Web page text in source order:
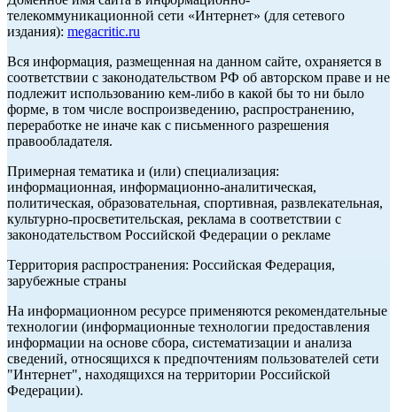
телекоммуникационной сети «Интернет» (для сетевого
издания): megacritic.ru
Вся информация, размещенная на данном сайте, охраняется в
соответствии с законодательством РФ об авторском праве и не
подлежит использованию кем-либо в какой бы то ни было
форме, в том числе воспроизведению, распространению,
переработке не иначе как с письменного разрешения
правообладателя.
Примерная тематика и (или) специализация:
информационная, информационно-аналитическая,
политическая, образовательная, спортивная, развлекательная,
культурно-просветительская, реклама в соответствии с
законодательством Российской Федерации о рекламе
Территория распространения: Российская Федерация,
зарубежные страны
На информационном ресурсе применяются рекомендательные
технологии (информационные технологии предоставления
информации на основе сбора, систематизации и анализа
сведений, относящихся к предпочтениям пользователей сети
"Интернет", находящихся на территории Российской
Федерации).